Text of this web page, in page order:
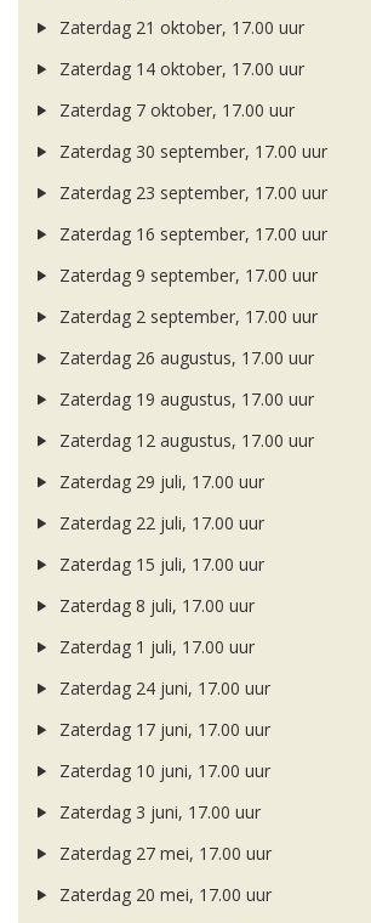
Zaterdag 21 oktober, 17.00 uur
Zaterdag 14 oktober, 17.00 uur
Zaterdag 7 oktober, 17.00 uur
Zaterdag 30 september, 17.00 uur
Zaterdag 23 september, 17.00 uur
Zaterdag 16 september, 17.00 uur
Zaterdag 9 september, 17.00 uur
Zaterdag 2 september, 17.00 uur
Zaterdag 26 augustus, 17.00 uur
Zaterdag 19 augustus, 17.00 uur
Zaterdag 12 augustus, 17.00 uur
Zaterdag 29 juli, 17.00 uur
Zaterdag 22 juli, 17.00 uur
Zaterdag 15 juli, 17.00 uur
Zaterdag 8 juli, 17.00 uur
Zaterdag 1 juli, 17.00 uur
Zaterdag 24 juni, 17.00 uur
Zaterdag 17 juni, 17.00 uur
Zaterdag 10 juni, 17.00 uur
Zaterdag 3 juni, 17.00 uur
Zaterdag 27 mei, 17.00 uur
Zaterdag 20 mei, 17.00 uur